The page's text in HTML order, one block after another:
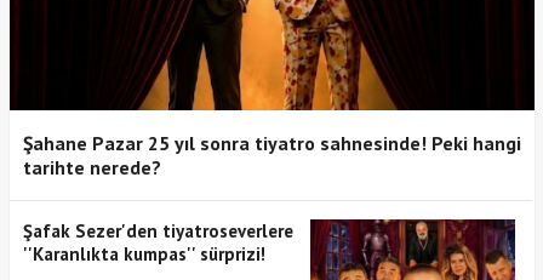
Şahane Pazar 25 yıl sonra tiyatro sahnesinde! Peki hangi
tarihte nerede?
Şafak Sezer'den tiyatroseverlere
''Karanlıkta kumpas'' sürprizi!